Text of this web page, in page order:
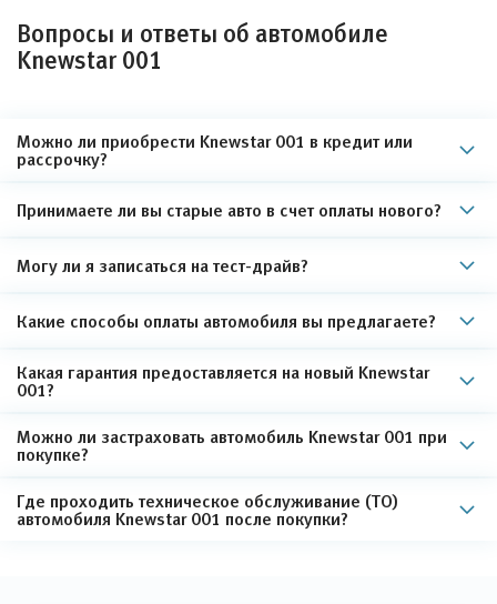
Вопросы и ответы об автомобиле
Knewstar 001
Можно ли приобрести Knewstar 001 в кредит или
рассрочку?
Принимаете ли вы старые авто в счет оплаты нового?
Могу ли я записаться на тест-драйв?
Какие способы оплаты автомобиля вы предлагаете?
Какая гарантия предоставляется на новый Knewstar
001?
Можно ли застраховать автомобиль Knewstar 001 при
покупке?
Где проходить техническое обслуживание (ТО)
автомобиля Knewstar 001 после покупки?